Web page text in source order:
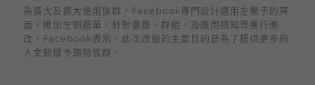
為廣大及擴大使用族群，Facebook專門設計適用左撇子的頁
面，推出左側選單，針對書籤、群組，及應用通知等進行修
改。Facebook表示，此次改版的主要目的是為了提供更多的
人文關懷予弱勢族群。